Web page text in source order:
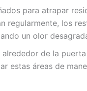
para atrapar
regularmente, los
un olor
de la
estas áreas de